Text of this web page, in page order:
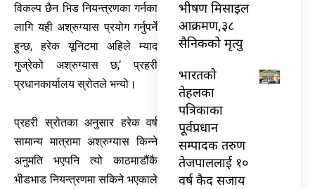
विकल्प छैन भिड नियन्त्रणका गर्नका
लागि यही अश्रुग्यास प्रयोग गर्नुपर्ने
हुन्छ, हरेक यूनिटमा अहिले म्याद
गुज्रेको अश्रुग्यास छ,’ प्रहरी
प्रधानकार्यालय स्रोतले भन्यो।
प्रहरी स्रोतका अनुसार हरेक वर्ष
सामान्य मात्रामा अश्रुग्यास किन्ने
अनुमति भएपनि त्यो काठमाडौंकै
भीडभाड नियन्त्रणमा सकिने भएकाले
भीषण मिसाइल
आक्रमण,३८
सैनिकको मृत्यु
भारतकाे
तेहलका
पत्रिकाका
पूर्वप्रधान
सम्पादक तरुण
तेजपाललाई १०
वर्ष कैद सजाय